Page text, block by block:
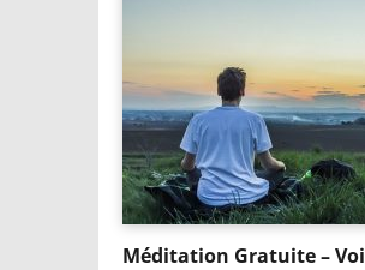
Méditation Gratuite –